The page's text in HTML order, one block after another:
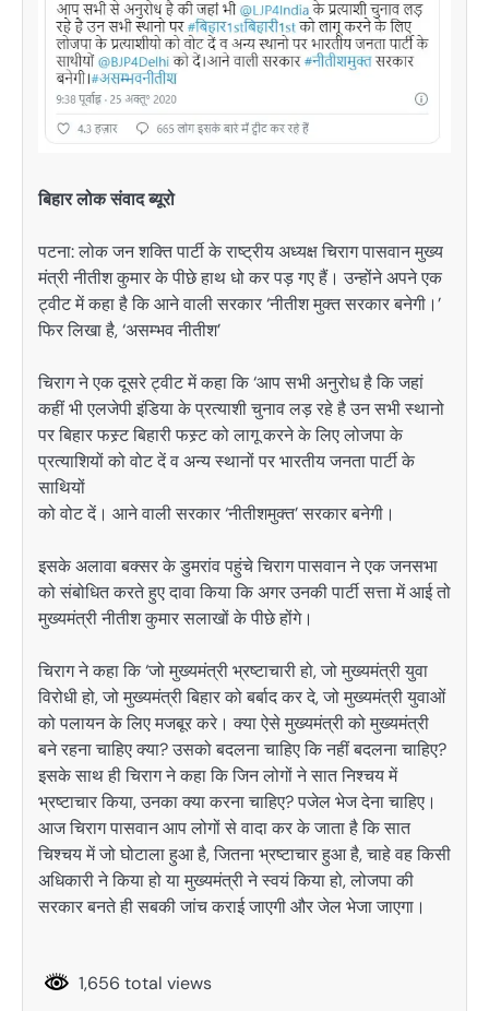
बिहार लोक संवाद ब्यूरो
पटना: लोक जन शक्ति पार्टी के राष्ट्रीय अध्यक्ष चिराग पासवान मुख्य
मंत्री नीतीश कुमार के पीछे हाथ धो कर पड़ गए हैं। उन्होंने अपने एक
ट्वीट में कहा है कि आने वाली सरकार ‘नीतीश मुक्त सरकार बनेगी।’
फिर लिखा है, ‘असम्भव नीतीश’
चिराग ने एक दूसरे ट्वीट में कहा कि ‘आप सभी अनुरोध है कि जहां
कहीं भी एलजेपी इंडिया के प्रत्याशी चुनाव लड़ रहे है उन सभी स्थानो
पर बिहार फस्र्ट बिहारी फस्र्ट को लागू करने के लिए लोजपा के
प्रत्याशियों को वोट दें व अन्य स्थानों पर भारतीय जनता पार्टी के
साथियों
को वोट दें। आने वाली सरकार ‘नीतीशमुक्त’ सरकार बनेगी।
इसके अलावा बक्सर के डुमरांव पहुंचे चिराग पासवान ने एक जनसभा
को संबोधित करते हुए दावा किया कि अगर उनकी पार्टी सत्ता में आई तो
मुख्यमंत्री नीतीश कुमार सलाखों के पीछे होंगे।
चिराग ने कहा कि ‘जो मुख्यमंत्री भ्रष्टाचारी हो, जो मुख्यमंत्री युवा
विरोधी हो, जो मुख्यमंत्री बिहार को बर्बाद कर दे, जो मुख्यमंत्री युवाओं
को पलायन के लिए मजबूर करे। क्या ऐसे मुख्यमंत्री को मुख्यमंत्री
बने रहना चाहिए क्या? उसको बदलना चाहिए कि नहीं बदलना चाहिए?
इसके साथ ही चिराग ने कहा कि जिन लोगों ने सात निश्चय में
भ्रष्टाचार किया, उनका क्या करना चाहिए? पजेल भेज देना चाहिए।
आज चिराग पासवान आप लोगों से वादा कर के जाता है कि सात
चिश्चय में जो घोटाला हुआ है, जितना भ्रष्टाचार हुआ है, चाहे वह किसी
अधिकारी ने किया हो या मुख्यमंत्री ने स्वयं किया हो, लोजपा की
सरकार बनते ही सबकी जांच कराई जाएगी और जेल भेजा जाएगा।
1,656 total views